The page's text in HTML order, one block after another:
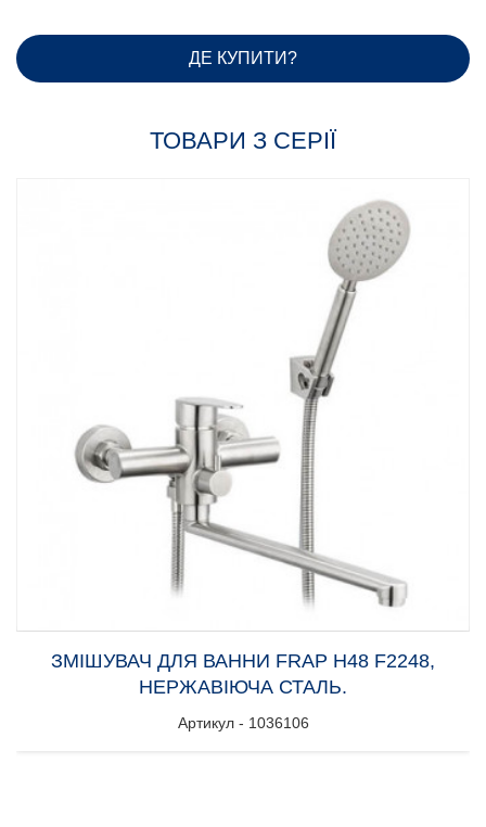
ДЕ КУПИТИ?
ТОВАРИ З СЕРІЇ
ЗМІШУВАЧ ДЛЯ ВАННИ FRAP H48 F2248,
НЕРЖАВІЮЧА СТАЛЬ.
Артикул - 1036106